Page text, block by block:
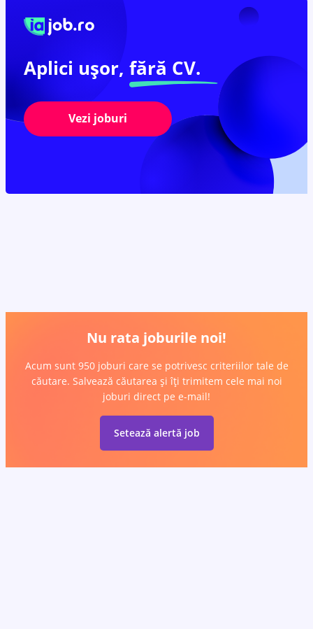
Aplici ușor, fără CV.
Vezi joburi
Nu rata joburile noi!
Acum sunt 950 joburi care se potrivesc criteriilor tale de
căutare. Salvează căutarea și îți trimitem cele mai noi
joburi direct pe e-mail!
Setează alertă job